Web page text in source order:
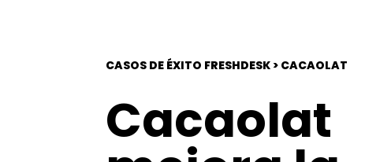
CASOS DE ÉXITO FRESHDESK > CACAOLAT
Cacaolat